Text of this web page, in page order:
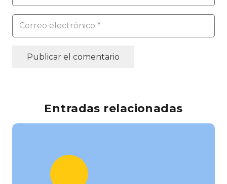
Publicar el comentario
Entradas relacionadas